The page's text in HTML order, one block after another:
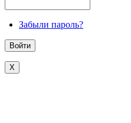
Забыли пароль?
X